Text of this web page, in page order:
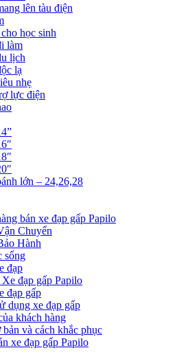
lên tàu điện
học sinh
làm
lịch
lạ
nhẹ
lực điện
lớn – 24,26,28
bán xe đạp gấp Papilo
Chuyển
Hành
sống
đạp
đạp gấp Papilo
đạp gấp
dụng xe đạp gấp
khách hàng
và cách khắc phục
xe đạp gấp Papilo